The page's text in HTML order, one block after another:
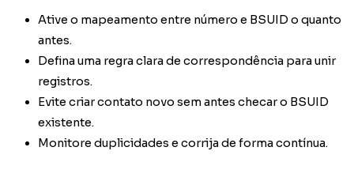
Ative o mapeamento entre número e BSUID o quanto
antes.
Defina uma regra clara de correspondência para unir
registros.
Evite criar contato novo sem antes checar o BSUID
existente.
Monitore duplicidades e corrija de forma contínua.